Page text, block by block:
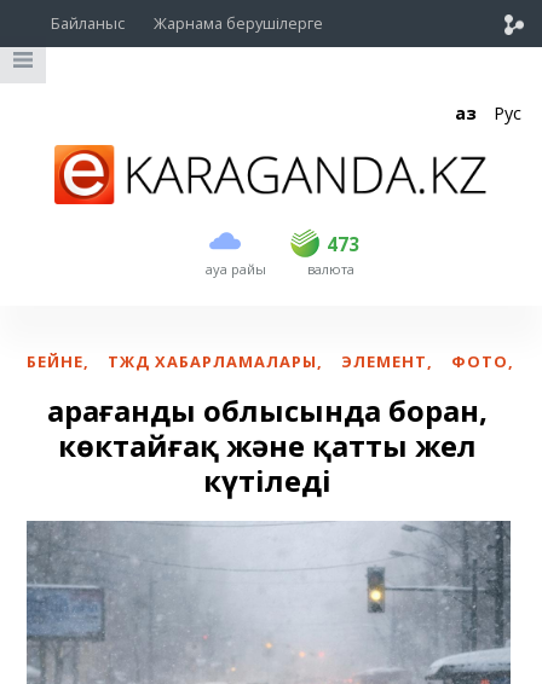
Байланыс Жарнама берушілерге
Қаз Рус
ауа райы
473
USD 470 473
EUR валюта
БЕЙНЕ, ТЖД ХАБАРЛАМАЛАРЫ, ЭЛЕМЕНТ, ФОТО,
Қарағанды облысында боран,
көктайғақ және қатты жел
күтіледі